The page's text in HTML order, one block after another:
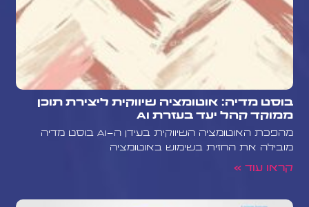
בוסט מדיה: אוטומציה שיווקית ליצירת תוכן
ממוקד קהל יעד בעזרת AI
מהפכת האוטומציה השיווקית בעידן ה-AI בוסט מדיה
מובילה את החזית בשימוש באוטומציה
קראו עוד »